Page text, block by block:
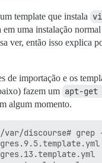
template que instala
em uma instalação
ver, então isso explica
de importação e os
fazem um apt-get
algum momento.
var/discourse#